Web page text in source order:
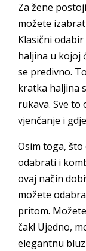
Za žene
možete
Klasični
haljina u kojoj
se predivno.
kratka haljina
rukava. Sve to
vjenčanje i
Osim toga, što
odabrati i
ovaj način
možete
pritom.
čak! Ujedno,
elegantnu